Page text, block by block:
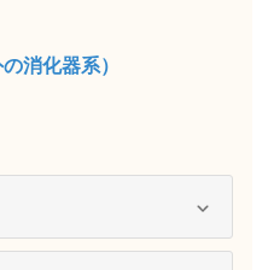
消化器系）